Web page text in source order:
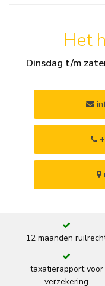
Het
Dinsdag t/m
12 maanden
taxatierapport voor
verzekering